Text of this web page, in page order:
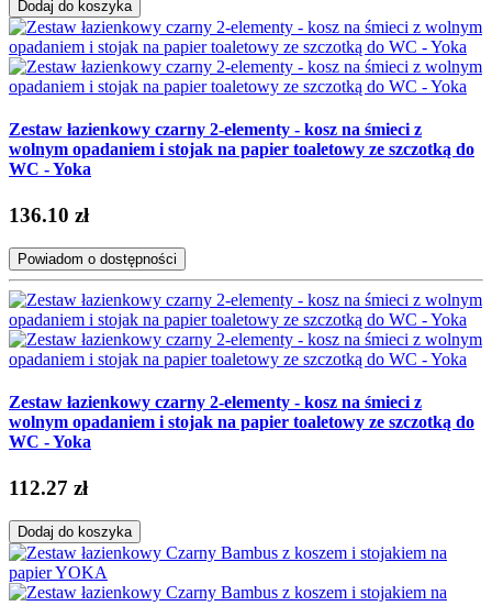
Dodaj do koszyka
Zestaw łazienkowy czarny 2-elementy - kosz na śmieci z
wolnym opadaniem i stojak na papier toaletowy ze szczotką do
WC - Yoka
136.10 zł
Powiadom o dostępności
Zestaw łazienkowy czarny 2-elementy - kosz na śmieci z
wolnym opadaniem i stojak na papier toaletowy ze szczotką do
WC - Yoka
112.27 zł
Dodaj do koszyka